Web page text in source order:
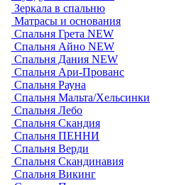
Зеркала в спальню
Матрасы и основания
Спальня Грета NEW
Спальня Айно NEW
Спальня Дания NEW
Спальня Ари-Прованс
Спальня Рауна
Спальня Мальта/Хельсинки
Спальня Лебо
Спальня Скандия
Спальня ПЕННИ
Спальня Верди
Спальня Скандинавия
Спальня Викинг